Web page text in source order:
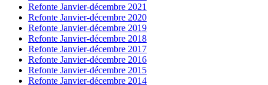
Refonte Janvier-décembre 2021
Refonte Janvier-décembre 2020
Refonte Janvier-décembre 2019
Refonte Janvier-décembre 2018
Refonte Janvier-décembre 2017
Refonte Janvier-décembre 2016
Refonte Janvier-décembre 2015
Refonte Janvier-décembre 2014